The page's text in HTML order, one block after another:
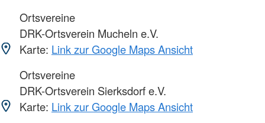
Ortsvereine
DRK-Ortsverein Mucheln e.V.
Karte: Link zur Google Maps Ansicht
Ortsvereine
DRK-Ortsverein Sierksdorf e.V.
Karte: Link zur Google Maps Ansicht